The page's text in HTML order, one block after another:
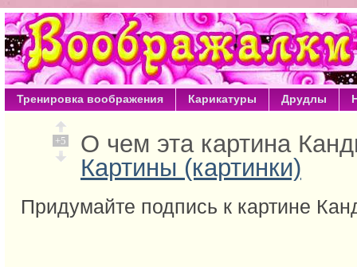
Тренировка воображения Карикатуры Друдлы
+5
О чем эта картина
Картины (картинки)
Придумайте подпись к картине